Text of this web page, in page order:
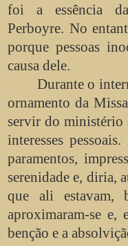
foi a essência
Perboyre. No
porque pessoas
causa dele.
Durante o
ornamento da
servir do ministério
interesses
paramentos,
serenidade e, diria,
que ali estavam,
aproximaram-se e,
benção e a